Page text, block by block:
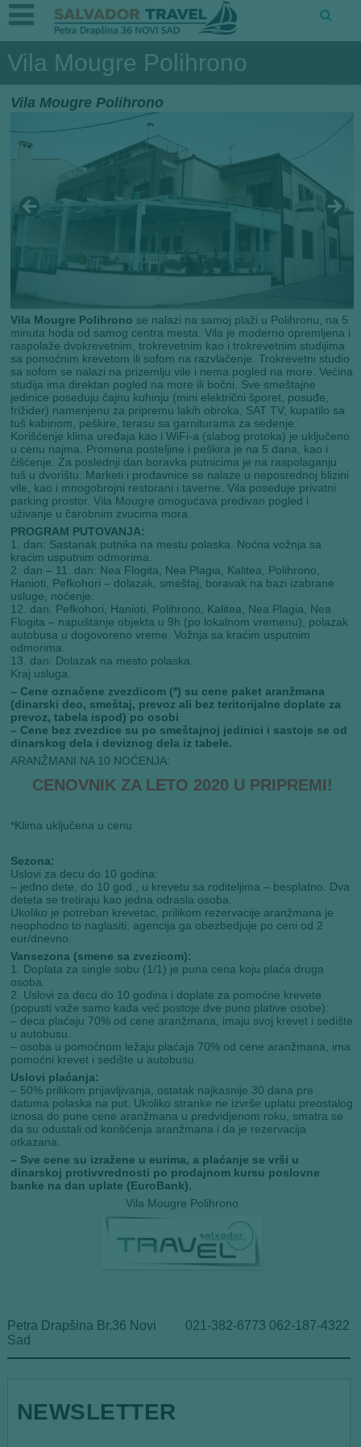
Vila Mougre Polihrono
Vila Mougre Polihrono
Vila Mougre Polihrono se nalazi na samoj plaži u Polihronu, na 5
minuta hoda od samog centra mesta. Vila je moderno opremljena i
raspolaže dvokrevetnim, trokrevetnim kao i trokrevetnim studijima
sa pomoćnim krevetom ili sofom na razvlačenje. Trokrevetni studio
sa sofom se nalazi na prizemlju vile i nema pogled na more. Većina
studija ima direktan pogled na more ili bočni. Sve smeštajne
jedinice poseduju čajnu kuhinju (mini električni šporet, posuđe,
frižider) namenjenu za pripremu lakih obroka, SAT TV, kupatilo sa
tuš kabinom, peškire, terasu sa garniturama za sedenje.
Korišćenje klima uređaja kao i WiFi-a (slabog protoka) je uključeno
u cenu najma. Promena posteljine i peškira je na 5 dana, kao i
čišćenje. Za poslednji dan boravka putnicima je na raspolaganju
tuš u dvorištu. Marketi i prodavnice se nalaze u neposrednoj blizini
vile, kao i mnogobrojni restorani i taverne. Vila poseduje privatni
parking prostor. Vila Mougre omogućava predivan pogled i
uživanje u čarobnim zvucima mora.
PROGRAM PUTOVANJA:
1. dan: Sastanak putnika na mestu polaska. Noćna vožnja sa
kraćim usputnim odmorima.
2. dan – 11. dan: Nea Flogita, Nea Plagia, Kalitea, Polihrono,
Hanioti, Pefkohori – dolazak, smeštaj, boravak na bazi izabrane
usluge, noćenje.
12. dan: Pefkohori, Hanioti, Polihrono, Kalitea, Nea Plagia, Nea
Flogita – napuštanje objekta u 9h (po lokalnom vremenu), polazak
autobusa u dogovoreno vreme. Vožnja sa kraćim usputnim
odmorima.
13. dan: Dolazak na mesto polaska.
Kraj usluga.
– Cene označene zvezdicom (*) su cene paket aranžmana
(dinarski deo, smeštaj, prevoz ali bez teritorijalne doplate za
prevoz, tabela ispod) po osobi
– Cene bez zvezdice su po smeštajnoj jedinici i sastoje se od
dinarskog dela i deviznog dela iz tabele.
ARANŽMANI NA 10 NOĆENJA:
CENOVNIK ZA LETO 2020 U PRIPREMI!
*Klima uključena u cenu
Sezona:
Uslovi za decu do 10 godina:
– jedno dete, do 10 god., u krevetu sa roditeljima – besplatno. Dva
deteta se tretiraju kao jedna odrasla osoba.
Ukoliko je potreban krevetac, prilikom rezervacije aranžmana je
neophodno to naglasiti, agencija ga obezbedjuje po ceni od 2
eur/dnevno.
Vansezona (smene sa zvezicom):
1. Doplata za single sobu (1/1) je puna cena koju plaća druga
osoba.
2. Uslovi za decu do 10 godina i doplate za pomoćne krevete
(popusti važe samo kada već postoje dve puno plative osobe):
– deca plaćaju 70% od cene aranžmana, imaju svoj krevet i sedište
u autobusu.
– osoba u pomoćnom ležaju plaćaja 70% od cene aranžmana, ima
pomoćni krevet i sedište u autobusu.
Uslovi plaćanja:
– 50% prilikom prijavljivanja, ostatak najkasnije 30 dana pre
datuma polaska na put. Ukoliko stranke ne izvrše uplatu preostalog
iznosa do pune cene aranžmana u predvidjenom roku, smatra se
da su odustali od korišćenja aranžmana i da je rezervacija
otkazana.
– Sve cene su izražene u eurima, a plaćanje se vrši u
dinarskoj protivvrednosti po prodajnom kursu poslovne
banke na dan uplate (EuroBank).
Vila Mougre Polihrono
Petra Drapšina Br.36 Novi
Sad
021-382-6773 062-187-4322
NEWSLETTER